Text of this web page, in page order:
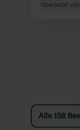
Übersetzt
Alle 158